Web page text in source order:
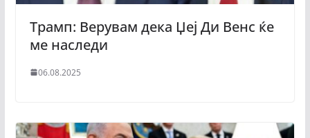
Трамп: Верувам дека Џеј Ди Венс ќе
ме наследи
06.08.2025